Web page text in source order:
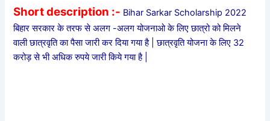
Short description :- Bihar Sarkar Scholarship 2022
बिहार सरकार के तरफ से अलग -अलग योजनाओ के लिए छात्रो को मिलने
वाली छात्रवृति का पैसा जारी कर दिया गया है | छात्रवृति योजना के लिए 32
करोड़ से भी अधिक रुपये जारी किये गया है |